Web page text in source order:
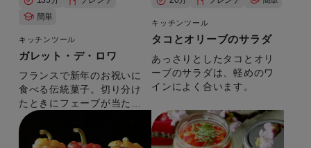
簡単
キッチンツール
ガレット・デ・ロワ
フランスで新年のお祝いに
食べる伝統菓子。切り分け
たときにフェーブが当たっ
た人は王冠をかぶり、みん
なから祝福されます。
キッチンツール
タコとオリーブのサラダ
あっさりとしたタコとオリ
ーブのサラダは、軽めのワ
インによく合います。